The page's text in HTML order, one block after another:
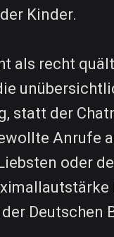
Kinder.
als recht
statt der
Anrufe
oder
Deutschen